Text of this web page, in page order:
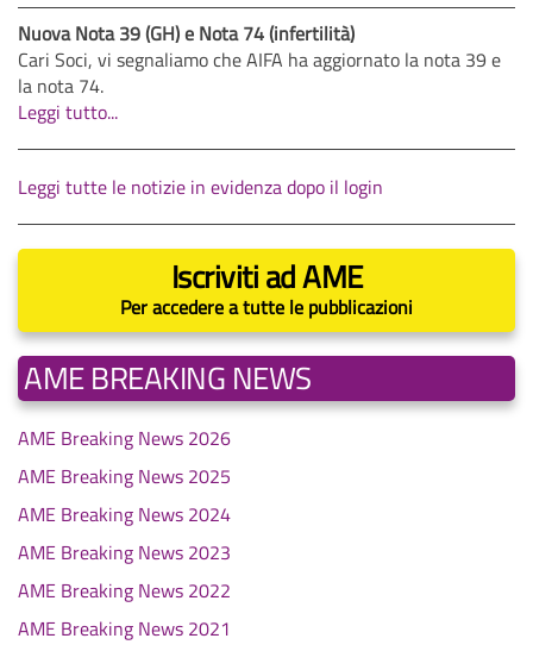
Nuova Nota 39 (GH) e Nota 74 (infertilità)
Cari Soci, vi segnaliamo che AIFA ha aggiornato la nota 39 e
la nota 74.
Leggi tutto...
Leggi tutte le notizie in evidenza dopo il login
Iscriviti ad AME
Per accedere a tutte le pubblicazioni
AME BREAKING NEWS
AME Breaking News 2026
AME Breaking News 2025
AME Breaking News 2024
AME Breaking News 2023
AME Breaking News 2022
AME Breaking News 2021